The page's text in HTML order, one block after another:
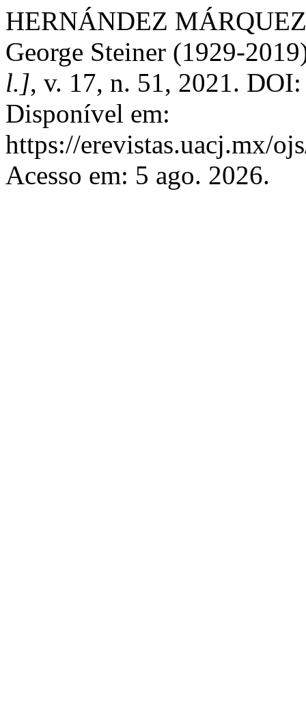
HERNÁNDEZ
George Steiner (1929-
l.], v. 17, n. 51, 2021.
Disponível em:
https://erevistas.uacj.mx/
Acesso em: 5 ago. 2026.